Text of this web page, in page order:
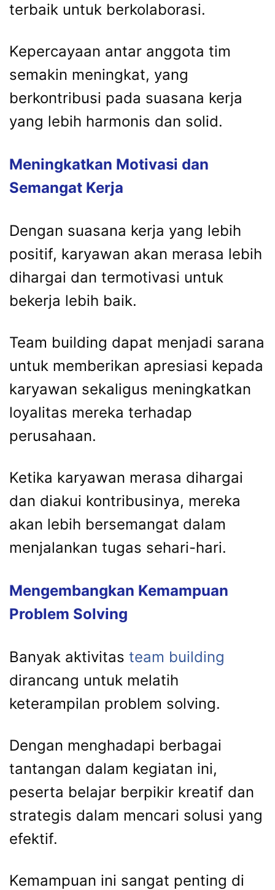
terbaik untuk berkolaborasi.
Kepercayaan antar anggota tim
semakin meningkat, yang
berkontribusi pada suasana kerja
yang lebih harmonis dan solid.
Meningkatkan Motivasi dan
Semangat Kerja
Dengan suasana kerja yang lebih
positif, karyawan akan merasa lebih
dihargai dan termotivasi untuk
bekerja lebih baik.
Team building dapat menjadi sarana
untuk memberikan apresiasi kepada
karyawan sekaligus meningkatkan
loyalitas mereka terhadap
perusahaan.
Ketika karyawan merasa dihargai
dan diakui kontribusinya, mereka
akan lebih bersemangat dalam
menjalankan tugas sehari-hari.
Mengembangkan Kemampuan
Problem Solving
Banyak aktivitas team building
dirancang untuk melatih
keterampilan problem solving.
Dengan menghadapi berbagai
tantangan dalam kegiatan ini,
peserta belajar berpikir kreatif dan
strategis dalam mencari solusi yang
efektif.
Kemampuan ini sangat penting di